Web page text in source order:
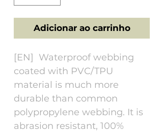
Adicionar ao carrinho
[EN] Waterproof webbing
coated with PVC/TPU
material is much more
durable than common
polypropylene webbing. It is
abrasion resistant, 100%